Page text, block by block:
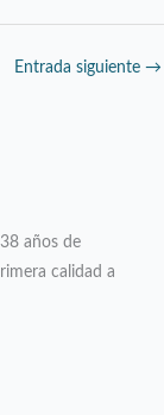
Entrada siguiente →
años de
calidad a